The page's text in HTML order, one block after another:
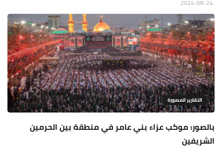
التقارير المصورة
بالصور: موكب عزاء بني عامر في منطقة بين الحرمين
الشريفين